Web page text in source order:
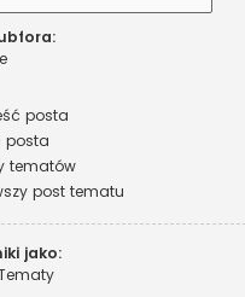
posta
posta
tematów
post tematu
jako: